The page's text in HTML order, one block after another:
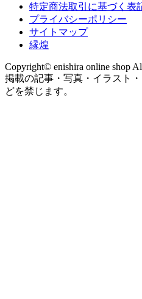
特定商法取引に基づく表
プライバシーポリシー
サイトマップ
縁煌
Copyright© enishira online shop
掲載の記事・写真・イラスト
どを禁じます。